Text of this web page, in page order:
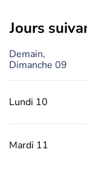
jours
Demain,
Dimanche 09
Lundi 10
Mardi 11